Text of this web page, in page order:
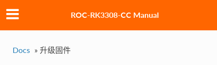
ROC-RK3308-CC Manual
Docs » 升级固件